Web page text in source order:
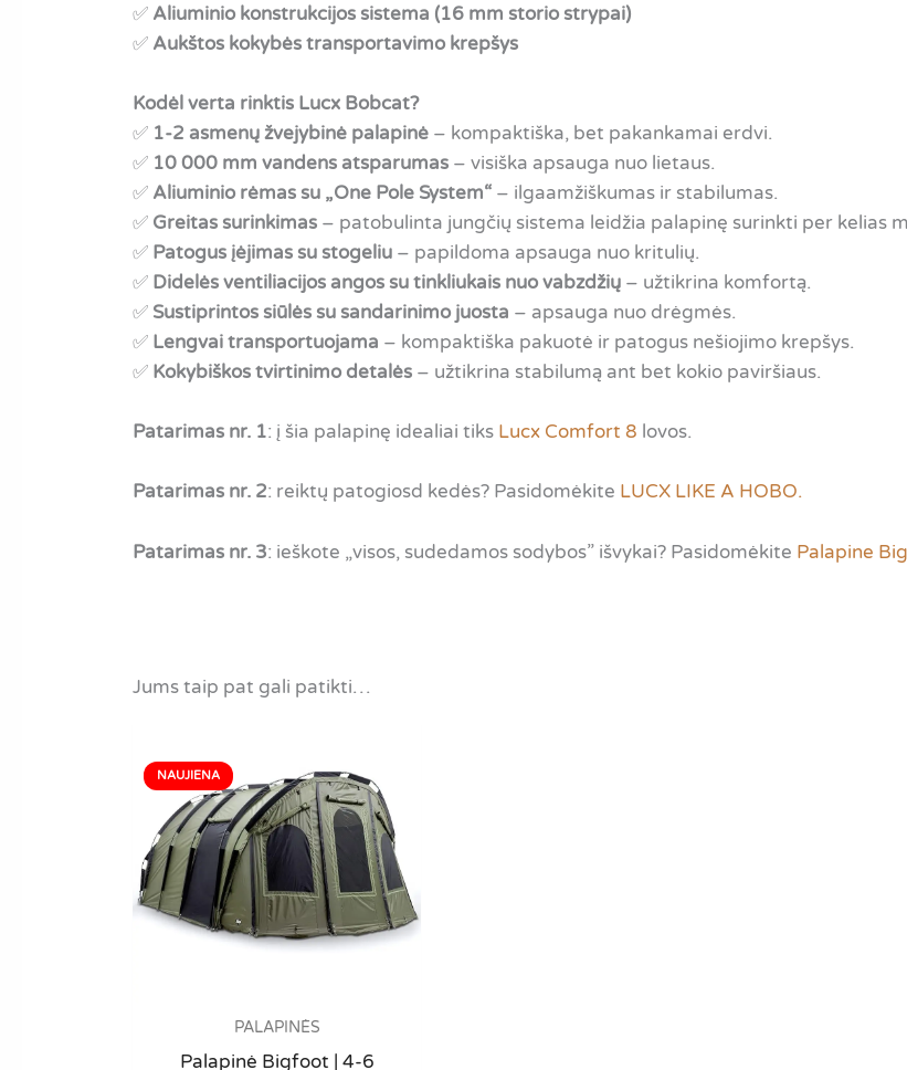
✅ Aliuminio konstrukcijos sistema (16 mm storio strypai)
✅ Aukštos kokybės transportavimo krepšys
Kodėl verta rinktis Lucx Bobcat?
✅ 1-2 asmenų žvejybinė palapinė – kompaktiška, bet pakankamai erdvi.
✅ 10 000 mm vandens atsparumas – visiška apsauga nuo lietaus.
✅ Aliuminio rėmas su „One Pole System“ – ilgaamžiškumas ir stabilumas.
✅ Greitas surinkimas – patobulinta jungčių sistema leidžia palapinę surinkti per kelias
✅ Patogus įėjimas su stogeliu – papildoma apsauga nuo kritulių.
✅ Didelės ventiliacijos angos su tinkliukais nuo vabzdžių – užtikrina komfortą.
✅ Sustiprintos siūlės su sandarinimo juosta – apsauga nuo drėgmės.
✅ Lengvai transportuojama – kompaktiška pakuotė ir patogus nešiojimo krepšys.
✅ Kokybiškos tvirtinimo detalės – užtikrina stabilumą ant bet kokio paviršiaus.
Patarimas nr. 1: į šia palapinę idealiai tiks Lucx Comfort 8 lovos.
Patarimas nr. 2: reiktų patogiosd kedės? Pasidomėkite LUCX LIKE A HOBO.
Patarimas nr. 3: ieškote „visos, sudedamos sodybos” išvykai? Pasidomėkite Palapine
Jums taip pat gali patikti…
PALAPINĖS
Palapinė Bigfoot | 4-6